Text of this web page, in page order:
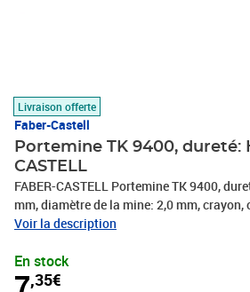
Livraison offerte
Faber-Castell
Portemine TK 9400, dureté:
CASTELL
FABER-CASTELL Portemine TK 9400,
mm, diamètre de la mine: 2,0 mm, crayon,
grip ergonomique, technique robuste,
dessiner/ écrire/ esquisser, -139400
Voir la description
En stock
,35€